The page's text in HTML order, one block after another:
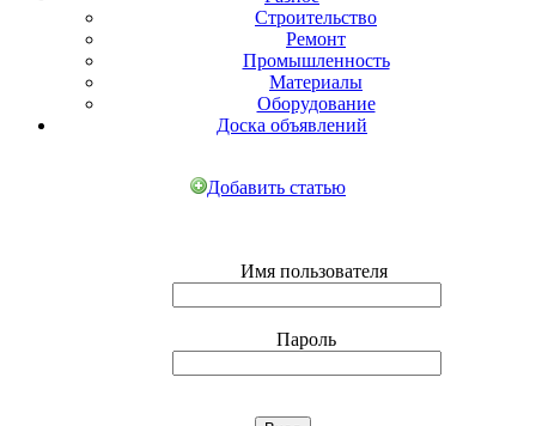
Строительство
Ремонт
Промышленность
Материалы
Оборудование
Доска объявлений
Добавить статью
Имя пользователя
Пароль